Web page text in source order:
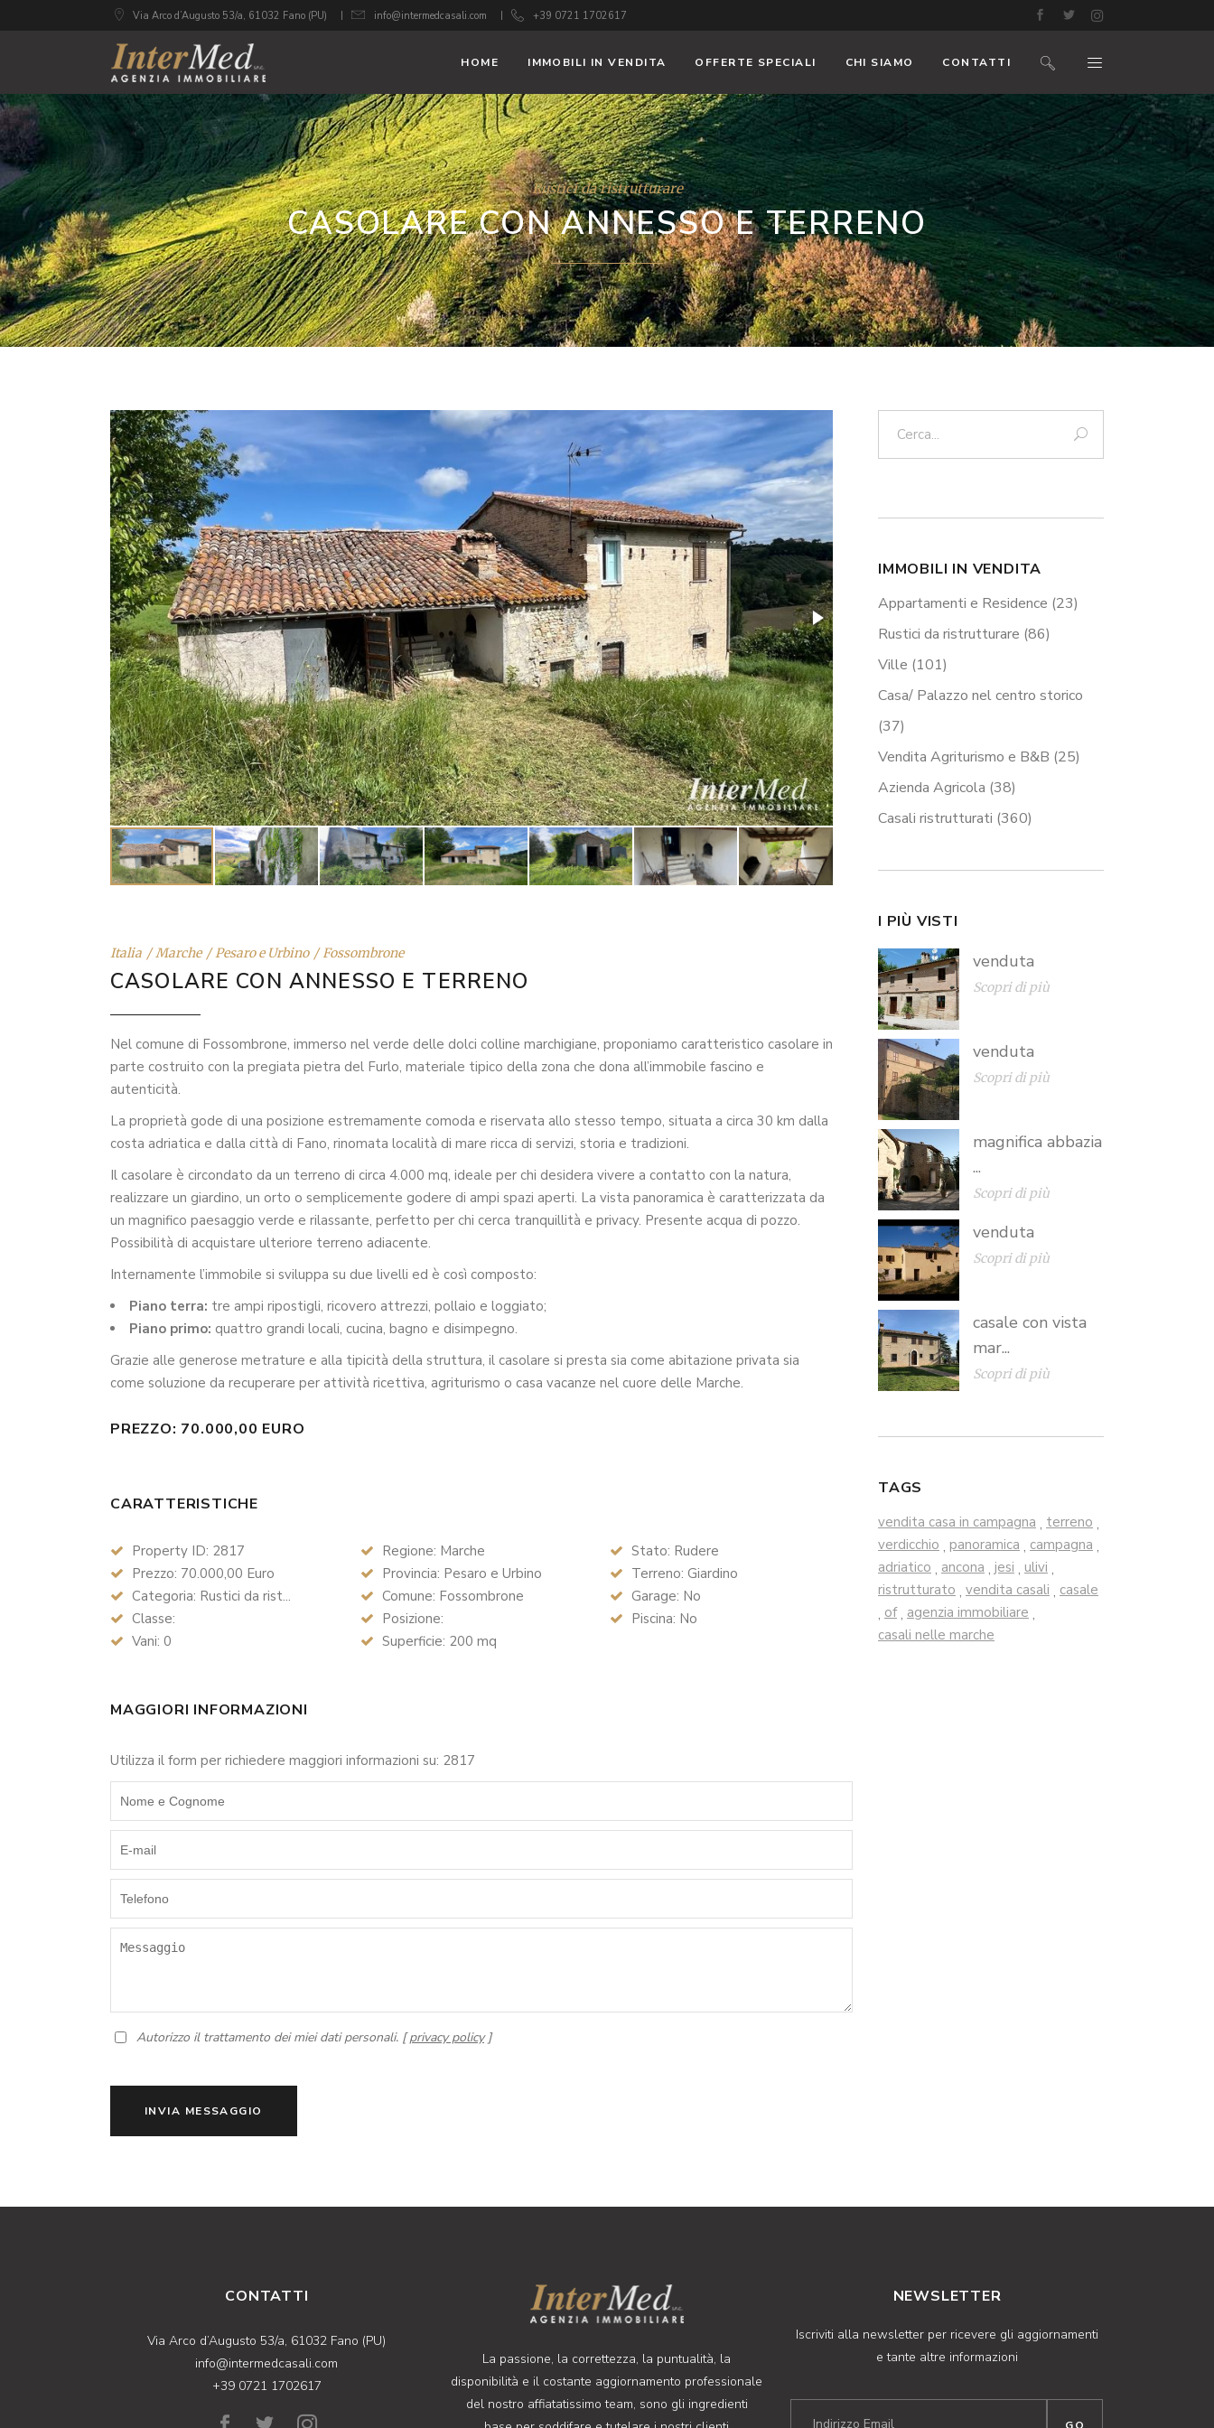
Via Arco d’Augusto 53/a, 61032 Fano (PU) info@intermedcasali.com +39 0721 1702617
HOME IMMOBILI IN VENDITA OFFERTE SPECIALI CHI SIAMO CONTATTI
Rustici da ristrutturare
CASOLARE CON ANNESSO E TERRENO
Italia Marche Pesaro e Urbino Fossombrone
CASOLARE CON ANNESSO E TERRENO
Nel comune di Fossombrone, immerso nel verde delle dolci colline marchigiane, proponiamo caratteristico casolare in
parte costruito con la pregiata pietra del Furlo, materiale tipico della zona che dona all’immobile fascino e
autenticità.
La proprietà gode di una posizione estremamente comoda e riservata allo stesso tempo, situata a circa 30 km dalla
costa adriatica e dalla città di Fano, rinomata località di mare ricca di servizi, storia e tradizioni.
Il casolare è circondato da un terreno di circa 4.000 mq, ideale per chi desidera vivere a contatto con la natura,
realizzare un giardino, un orto o semplicemente godere di ampi spazi aperti. La vista panoramica è caratterizzata da
un magnifico paesaggio verde e rilassante, perfetto per chi cerca tranquillità e privacy. Presente acqua di pozzo.
Possibilità di acquistare ulteriore terreno adiacente.
Internamente l’immobile si sviluppa su due livelli ed è così composto:
Piano terra: tre ampi ripostigli, ricovero attrezzi, pollaio e loggiato;
Piano primo: quattro grandi locali, cucina, bagno e disimpegno.
Grazie alle generose metrature e alla tipicità della struttura, il casolare si presta sia come abitazione privata sia
come soluzione da recuperare per attività ricettiva, agriturismo o casa vacanze nel cuore delle Marche.
PREZZO: 70.000,00 EURO
CARATTERISTICHE
Property ID: 2817
Prezzo: 70.000,00 Euro
Categoria: Rustici da rist...
Classe:
Vani: 0
Regione: Marche
Provincia: Pesaro e Urbino
Comune: Fossombrone
Posizione:
Superficie: 200 mq
Stato: Rudere
Terreno: Giardino
Garage: No
Piscina: No
MAGGIORI INFORMAZIONI
Utilizza il form per richiedere maggiori informazioni su: 2817
Autorizzo il trattamento dei miei dati personali. [privacy policy]
INVIA MESSAGGIO
IMMOBILI IN VENDITA
Appartamenti e Residence (23)
Rustici da ristrutturare (86)
Ville (101)
Casa/ Palazzo nel centro storico
(37)
Vendita Agriturismo e B&B (25)
Azienda Agricola (38)
Casali ristrutturati (360)
I PIÙ VISTI
venduta
Scopri di più
venduta
Scopri di più
magnifica abbazia
...
Scopri di più
venduta
Scopri di più
casale con vista
mar...
Scopri di più
TAGS
vendita casa in campagna , terreno ,
verdicchio , panoramica , campagna ,
adriatico , ancona ,jesi , ulivi ,
ristrutturato , vendita casali , casale
, of , agenzia immobiliare ,
casali nelle marche
CONTATTI
Via Arco d’Augusto 53/a, 61032 Fano (PU)
info@intermedcasali.com
+39 0721 1702617
La passione, la correttezza, la puntualità, la
disponibilità e il costante aggiornamento professionale
del nostro affiatatissimo team, sono gli ingredienti
NEWSLETTER
Iscriviti alla newsletter per ricevere gli aggiornamenti
e tante altre informazioni